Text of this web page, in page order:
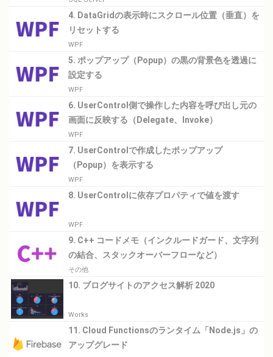
4. DataGridの表示時にスクロール位置（垂直）を
リセットする
WPF
5. ポップアップ（Popup）の黒の背景色を透過に
設定する
WPF
6. UserControl側で操作した内容を呼び出し元の
画面に反映する（Delegate、Invoke）
WPF
7. UserControlで作成したポップアップ
（Popup）を表示する
WPF
8. UserControlに依存プロパティで値を渡す
WPF
9. C++ コードメモ（インクルードガード、文字列
の結合、スタックオーバーフローなど）
その他
10. ブログサイトのアクセス解析 2020
Works
11. Cloud Functionsのランタイム「Node.js」の
アップグレード